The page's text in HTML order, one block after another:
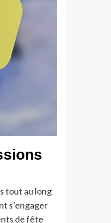
tout au long
s’engager
de fête